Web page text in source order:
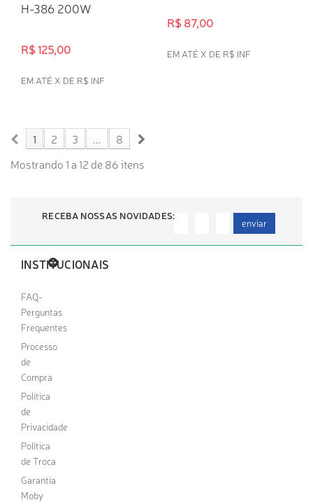
H-386 200W
R$ 125,00
EM ATÉ X DE R$ INF
R$ 87,00
EM ATÉ X DE R$ INF
1 2 3 ...
8
Mostrando 1 a 12 de 86 itens
RECEBA NOSSAS NOVIDADES:
enviar
INSTITUCIONAIS
FAQ-
Perguntas
Frequentes
Processo
de
Compra
Política
de
Privacidade
Política
de Troca
Garantia
Moby